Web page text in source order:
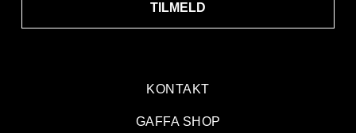
KONTAKT
GAFFA SHOP
TILMELD